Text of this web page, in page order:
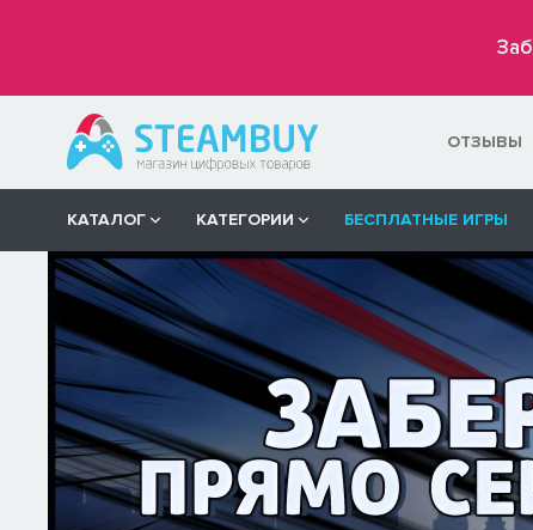
ОТЗЫВЫ
КАТАЛОГ КАТЕГОРИИ БЕСПЛАТНЫЕ ИГРЫ